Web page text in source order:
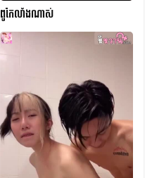
ពូកែលាំងណាស់